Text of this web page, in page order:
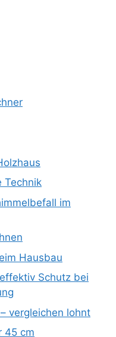
Technik
im
Hausbau
Schutz bei
vergleichen lohnt
45 cm